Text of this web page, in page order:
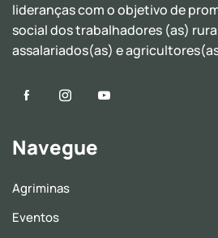
lideranças com o objetivo de
social dos trabalhadores (as)
assalariados(as) e
Navegue
Agriminas
Eventos